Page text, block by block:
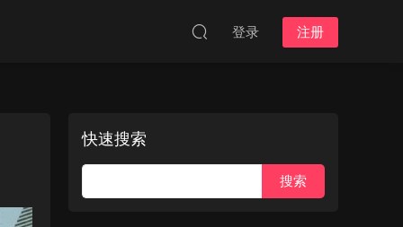
登录 注册
快速搜索